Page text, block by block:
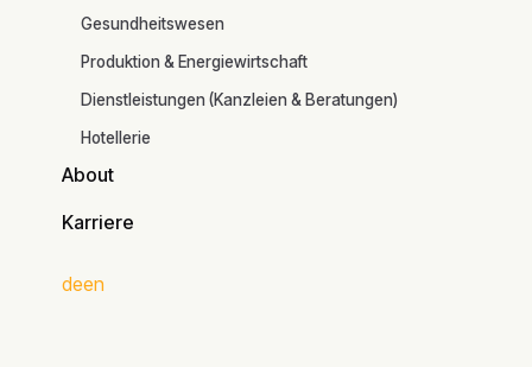
Gesundheitswesen
Produktion & Energiewirtschaft
Dienstleistungen (Kanzleien & Beratungen)
Hotellerie
About
Karriere
deen